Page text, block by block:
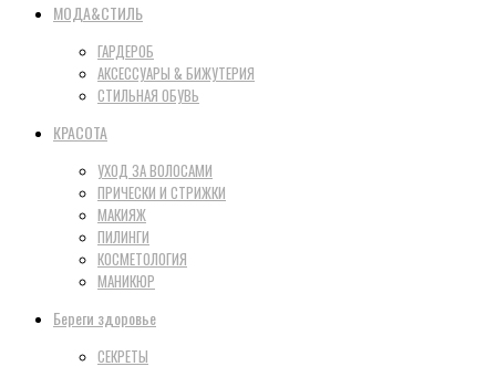
МОДА&СТИЛЬ
ГАРДЕРОБ
АКСЕССУАРЫ & БИЖУТЕРИЯ
СТИЛЬНАЯ ОБУВЬ
КРАСОТА
УХОД ЗА ВОЛОСАМИ
ПРИЧЕСКИ И СТРИЖКИ
МАКИЯЖ
ПИЛИНГИ
КОСМЕТОЛОГИЯ
МАНИКЮР
Береги здоровье
СЕКРЕТЫ